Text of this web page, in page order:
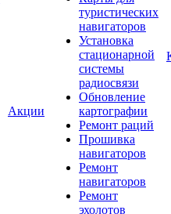
Акции
туристических
навигаторов
Установка
стационарной
системы
радиосвязи
Обновление
картографии
Ремонт раций
Прошивка
навигаторов
Ремонт
навигаторов
Ремонт
эхолотов